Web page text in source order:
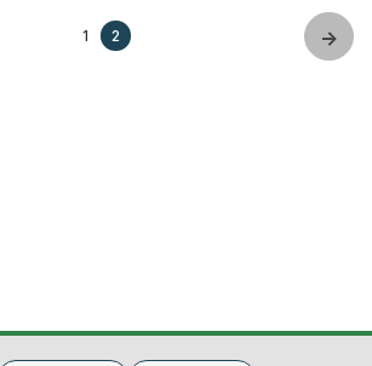
Weiter zur Seite
1 Weiter zur Seite
2
Weiter